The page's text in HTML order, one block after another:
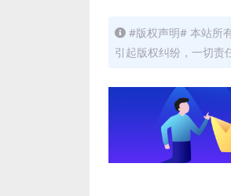
#版权声明# 本站所
引起版权纠纷，一切责